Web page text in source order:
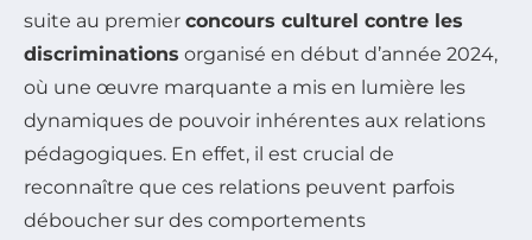
suite au premier concours culturel contre les
discriminations organisé en début d’année 2024,
où une œuvre marquante a mis en lumière les
dynamiques de pouvoir inhérentes aux relations
pédagogiques. En effet, il est crucial de
reconnaître que ces relations peuvent parfois
déboucher sur des comportements